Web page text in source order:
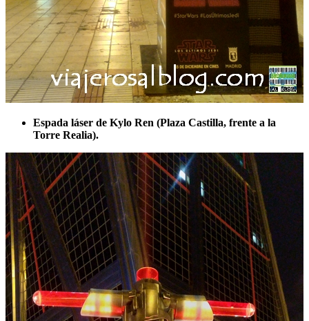
Espada láser de Kylo Ren (Plaza Castilla, frente a la
Torre Realia).